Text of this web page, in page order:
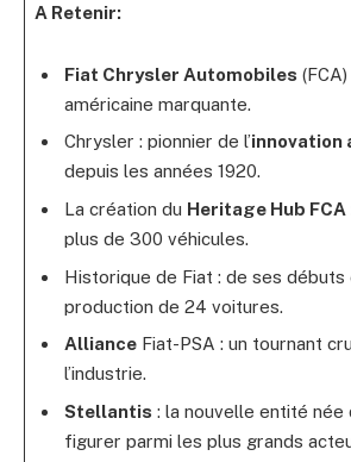
A Retenir:
Fiat Chrysler Automobiles
américaine marquante.
Chrysler : pionnier de l’innovation
depuis les années 1920.
La création du Heritage Hub FCA
plus de 300 véhicules.
Historique de Fiat : de ses débuts
production de 24 voitures.
AllianceFiat-PSA : un tournant
l’industrie.
Stellantis : la nouvelle entité née
figurer parmi les plus grands